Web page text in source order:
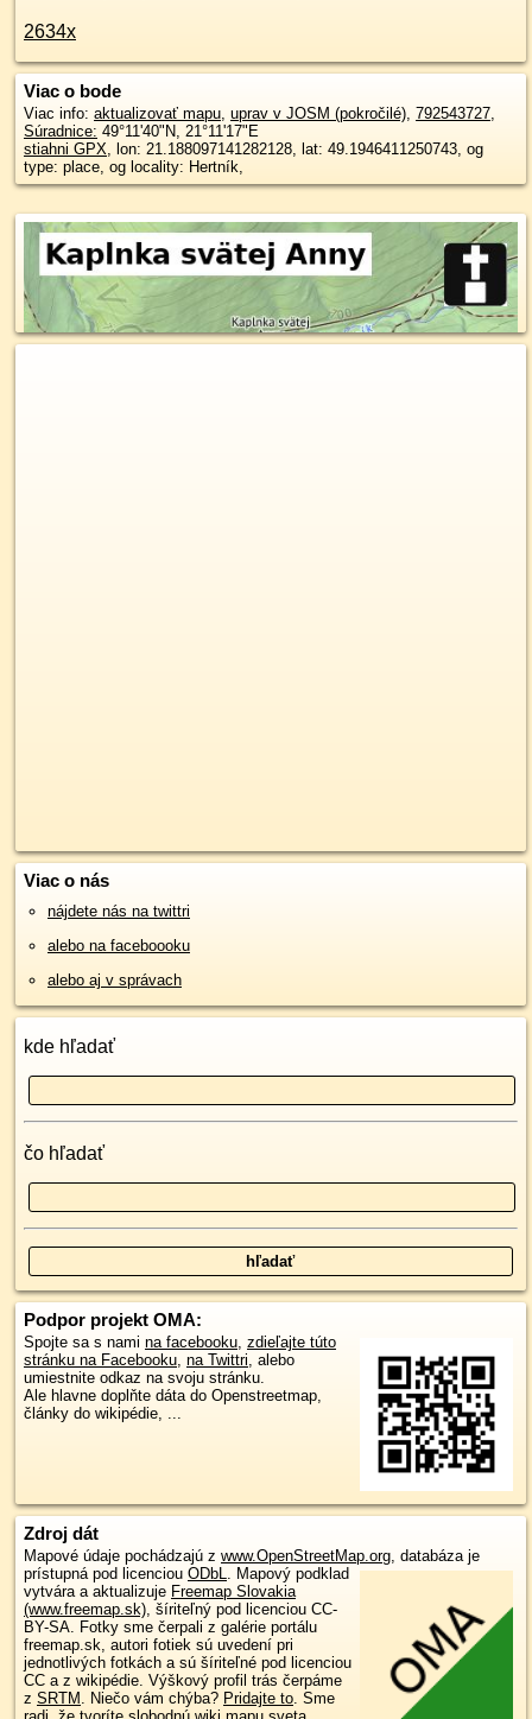
2634x
Viac o bode
Viac info: aktualizovať mapu, uprav v JOSM (pokročilé), 792543727,
Súradnice: 49°11'40"N, 21°11'17"E
stiahni GPX, lon: 21.188097141282128, lat: 49.1946411250743, og
type: place, og locality: Hertník,
Viac o nás
nájdete nás na twittri
alebo na faceboooku
alebo aj v správach
kde hľadať
čo hľadať
Podpor projekt OMA:
Spojte sa s nami na facebooku, zdieľajte túto
stránku na Facebooku, na Twittri, alebo
umiestnite odkaz na svoju stránku.
Ale hlavne doplňte dáta do Openstreetmap,
články do wikipédie, ...
Zdroj dát
Mapové údaje pochádzajú z www.OpenStreetMap.org, databáza je
prístupná pod licenciou ODbL. Mapový podklad
vytvára a aktualizuje Freemap Slovakia
(www.freemap.sk), šíriteľný pod licenciou CC-
BY-SA. Fotky sme čerpali z galérie portálu
freemap.sk, autori fotiek sú uvedení pri
jednotlivých fotkách a sú šíriteľné pod licenciou
CC a z wikipédie. Výškový profil trás čerpáme
z SRTM . Niečo vám chýba? Pridajte to. Sme